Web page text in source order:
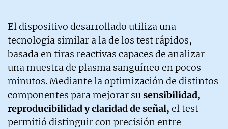
El dispositivo desarrollado utiliza una
tecnología similar a la de los test rápidos,
basada en tiras reactivas capaces de analizar
una muestra de plasma sanguíneo en pocos
minutos. Mediante la optimización de distintos
componentes para mejorar susensibilidad,
reproducibilidad y claridad de señal, el test
permitió distinguir con precisión entre